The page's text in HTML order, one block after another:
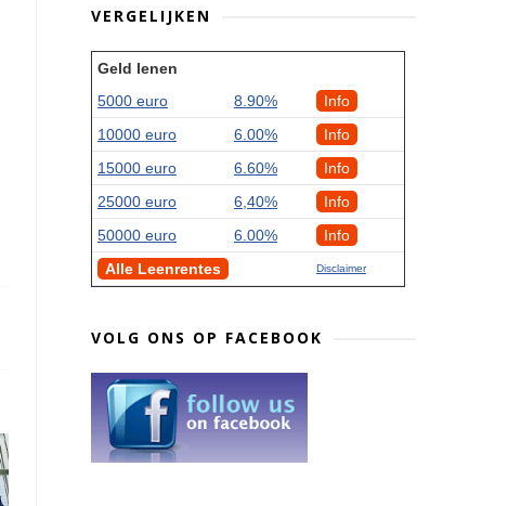
VERGELIJKEN
Geld lenen
5000 euro
8.90%
Info
10000 euro
6.00%
Info
15000 euro
6.60%
Info
25000 euro
6,40%
Info
50000 euro
6.00%
Info
Alle Leenrentes
Disclaimer
VOLG ONS OP FACEBOOK